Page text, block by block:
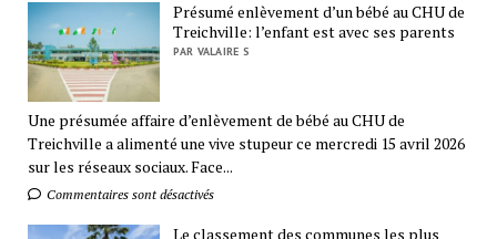
Présumé enlèvement d’un bébé au CHU de
Treichville: l’enfant est avec ses parents
PAR VALAIRE S
Une présumée affaire d’enlèvement de bébé au CHU de
Treichville a alimenté une vive stupeur ce mercredi 15 avril 2026
sur les réseaux sociaux. Face...
Commentaires sont désactivés
Le classement des communes les plus